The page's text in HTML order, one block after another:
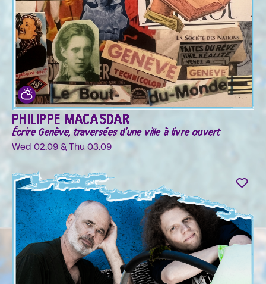
PHILIPPE MACASDAR
Écrire Genève, traversées d'une ville à livre ouvert
Wed 02.09 & Thu 03.09